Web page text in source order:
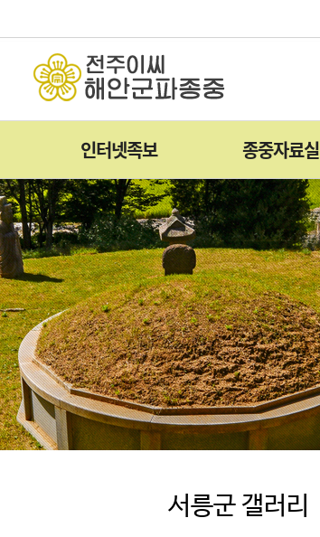
인터넷족보 종중자료실
서릉군 갤러리